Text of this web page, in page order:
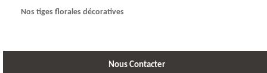
Nos tiges florales décoratives
Nous Contacter